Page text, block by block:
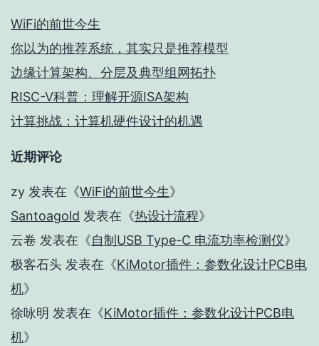
WiFi的前世今生
你以为的推荐系统，其实只是推荐模型
边缘计算架构、分层及典型组网拓扑
RISC-V科普：理解开源ISA架构
计算挑战：计算机硬件设计的机遇
近期评论
zy 发表在《WiFi的前世今生》
Santoagold 发表在《热设计流程》
云卷 发表在《自制USB Type-C 电流功率检测仪》
极客石头 发表在《KiMotor插件：参数化设计PCB电
机》
徐咏明 发表在《KiMotor插件：参数化设计PCB电
机》